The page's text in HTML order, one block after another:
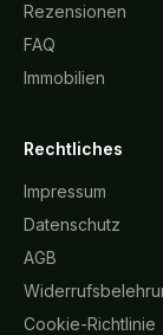
Rezensionen
FAQ
Immobilien
Rechtliches
Impressum
Datenschutz
AGB
Cookie-Richtlinie